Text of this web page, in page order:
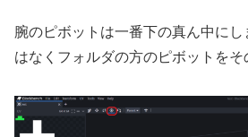
腕のピボットは一番下の真ん中に
はなくフォルダの方のピボットをそ